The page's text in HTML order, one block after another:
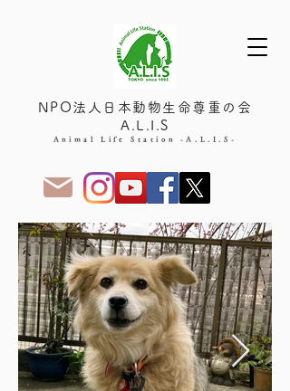
NPO法人日本動物生命尊重の会
A.L.I.S
Animal Life Station -A.L.I.S-